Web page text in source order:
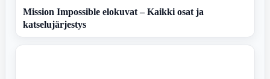
Mission Impossible elokuvat – Kaikki osat ja
katselujärjestys